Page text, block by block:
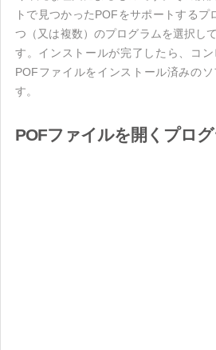
トで見つかったPOFをサポートするプ
つ（又は複数）のプログラムを選択し
す。インストールが完了したら、コ
POFファイルをインストール済みの
す。
POFファイルを開くプロ